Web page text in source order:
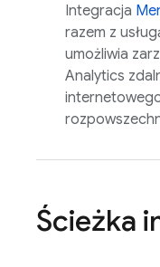
Integracja
razem z
umożliwia
Analytics
Ścieżka